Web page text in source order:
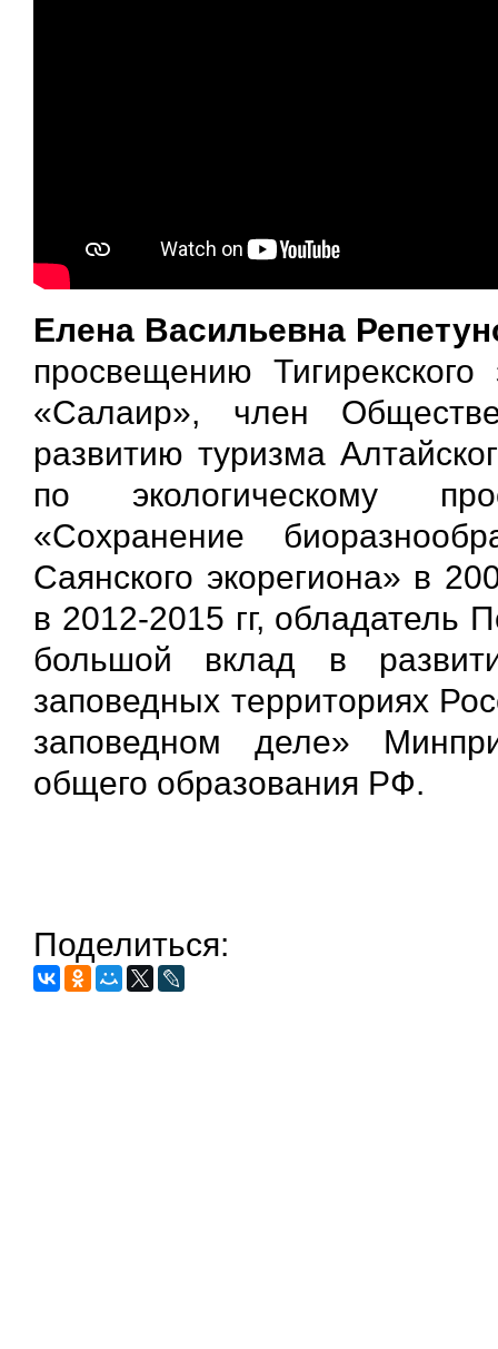
Елена Васильевна
просвещению
«Салаир», член
развитию туризма
по экологическому
«Сохранение
Саянского экорегиона» в
в 2012-2015 гг, обладатель
большой вклад в
заповедных территориях
заповедном деле»
общего образования РФ.
Поделиться: